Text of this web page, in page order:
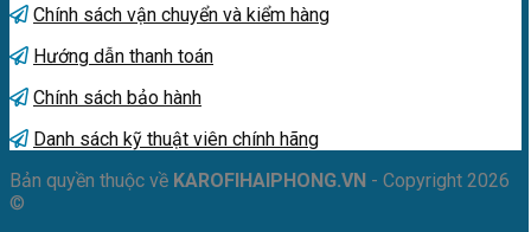
Chính sách vận chuyển và kiểm hàng
Hướng dẫn thanh toán
Chính sách bảo hành
Danh sách kỹ thuật viên chính hãng
Bản quyền thuộc về KAROFIHAIPHONG.VN - Copyright 2026
©